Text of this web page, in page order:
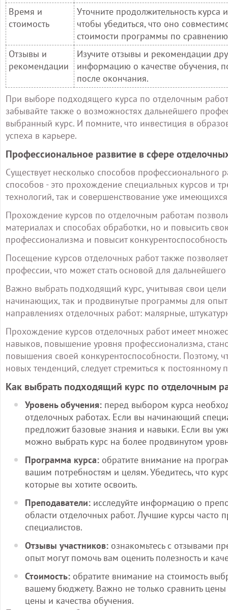
Время и
стоимость
Уточните продолжительность курса
чтобы убедиться, что оно
стоимости программы по
Отзывы и
рекомендации
Изучите отзывы и рекомендации
информацию о качестве обучения,
после окончания.
При выборе подходящего курса по отделочным
забывайте также о возможностях дальнейшего
выбранный курс. И помните, что инвестиция в
успеха в карьере.
Профессиональное развитие в сфере
Существует несколько способов
способов - это прохождение специальных курсов и
технологий, так и совершенствование уже
Прохождение курсов по отделочным работам
материалах и способах обработки, но и повысить
профессионализма и повысит
Посещение курсов отделочных работ также
профессии, что может стать основой для
Важно выбрать подходящий курс, учитывая свои
начинающих, так и продвинутые программы для
направлениях отделочных работ: малярные,
Прохождение курсов отделочных работ имеет
навыков, повышение уровня профессионализма,
повышения своей конкурентоспособности. Поэтому,
новых тенденций, следует стремиться к
Как выбрать подходящий курс по отделочным
Уровень обучения: перед выбором курса
отделочных работах. Если вы начинающий
предложит базовые знания и навыки. Если вы
можно выбрать курс на более продвинутом
Программа курса: обратите внимание на
вашим потребностям и целям. Убедитесь, что
которые вы хотите освоить.
Преподаватели: исследуйте информацию о
области отделочных работ. Лучшие курсы
специалистов.
Отзывы участников: ознакомьтесь с отзывами
опыт могут помочь вам оценить полезность и
Стоимость: обратите внимание на стоимость
вашему бюджету. Важно не только сравнить
цены и качества обучения.